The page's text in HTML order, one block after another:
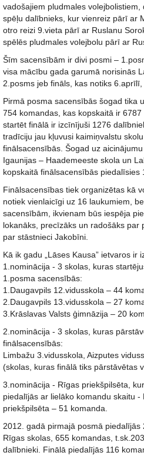
vadošajiem pludmales
spēļu dalībnieks, kur vienreiz pārī ar
otro reizi 9.vieta pārī ar Ruslanu
spēlēs pludmales volejbolu pārī ar
Šīm sacensībām ir divi posmi –
visa mācību gada garumā norisinās
2.posms jeb fināls, kas notiks 6.aprīlī,
Pirmā posma sacensībās šogad tika
754 komandas, kas kopskaitā ir
startēt finālā ir izcīnījuši 1276
tradīciju jau kļuvusi kaimiņvalstu
finālsacensībās. Šogad uz
Igaunijas – Haademeeste skola un
kopskaitā finālsacensībās piedalīsies
Finālsacensības tiek organizētas kā
notiek vienlaicīgi uz 16 laukumiem,
sacensībām, ikvienam būs iespēja
lokanāks, precīzāks un radošāks par
par stāstnieci Jakobīni.
Kā ik gadu „Lāses Kausa” ietvaros ir
1.nominācija - 3 skolas, kuras
1.posma sacensībās:
1.Daugavpils 12.vidusskola – 44
2.Daugavpils 13.vidusskola – 27
3.Krāslavas Valsts ģimnāzija – 20
2.nominācija - 3 skolas, kuras
finālsacensībās:
Limbažu 3.vidusskola, Aizputes
(skolas, kuras finālā tiks pārstāvētas
3.nominācija - Rīgas priekšpilsēta,
piedalījās ar lielāko komandu skaitu
priekšpilsēta – 51 komanda.
2012. gadā pirmajā posmā piedalījās
Rīgas skolas, 655 komandas,
dalībnieki. Finālā piedalījās 116